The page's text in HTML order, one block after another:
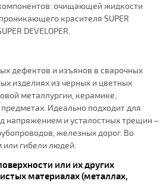
очищающей жидкости
красителя SUPER
DEVELOPER.
дефектов и изъянов в сварочных
изделиях из черных и цветных
металлургии, керамике,
Идеально подходит для
напряжением и усталостных трещин –
железных дорог. Во
гибели людей.
или их других
материалах (металлах,